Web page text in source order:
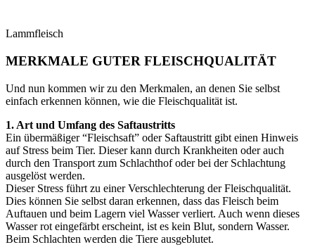
Lammfleisch
MERKMALE GUTER FLEISCHQUALITÄT
Und nun kommen wir zu den Merkmalen, an denen Sie selbst
einfach erkennen können, wie die Fleischqualität ist.
1. Art und Umfang des Saftaustritts
Ein übermäßiger “Fleischsaft” oder Saftaustritt gibt einen Hinweis
auf Stress beim Tier. Dieser kann durch Krankheiten oder auch
durch den Transport zum Schlachthof oder bei der Schlachtung
ausgelöst werden.
Dieser Stress führt zu einer Verschlechterung der Fleischqualität.
Dies können Sie selbst daran erkennen, dass das Fleisch beim
Auftauen und beim Lagern viel Wasser verliert. Auch wenn dieses
Wasser rot eingefärbt erscheint, ist es kein Blut, sondern Wasser.
Beim Schlachten werden die Tiere ausgeblutet.